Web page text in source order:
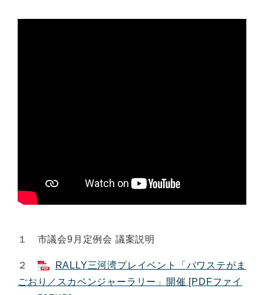
１ 市議会9月定例会 議案説明
２
RALLY三河湾プレイベント「パワステがま
ごおり／スカベンジャーラリー」開催 [PDFファイ